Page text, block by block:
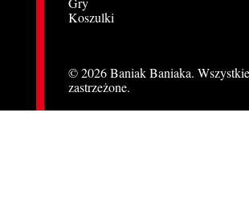
Koszulki
© 2026 Baniak Baniaka.
zastrzeżone.